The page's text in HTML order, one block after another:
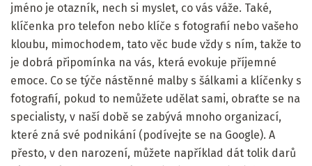
jméno je otazník, nech si myslet, co vás váže. Také,
klíčenka pro telefon nebo klíče s fotografií nebo vašeho
kloubu, mimochodem, tato věc bude vždy s ním, takže to
je dobrá připomínka na vás, která evokuje příjemné
emoce. Co se týče nástěnné malby s šálkami a klíčenky s
fotografií, pokud to nemůžete udělat sami, obraťte se na
specialisty, v naší době se zabývá mnoho organizací,
které zná své podnikání (podívejte se na Google). A
přesto, v den narození, můžete například dát tolik darů